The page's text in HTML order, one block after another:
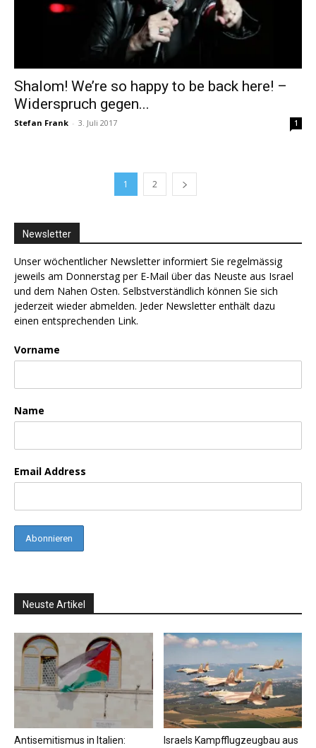
Shalom! We’re so happy to be back here! –
Widerspruch gegen...
Stefan Frank - 3. Juli 2017 1
1 2
Newsletter
Unser wöchentlicher Newsletter informiert Sie regelmässig
jeweils am Donnerstag per E-Mail über das Neuste aus Israel
und dem Nahen Osten. Selbstverständlich können Sie sich
jederzeit wieder abmelden. Jeder Newsletter enthält dazu
einen entsprechenden Link.
Vorname
Name
Email Address
Neuste Artikel
Antisemitismus in Italien:
Israels Kampfflugzeugbau aus